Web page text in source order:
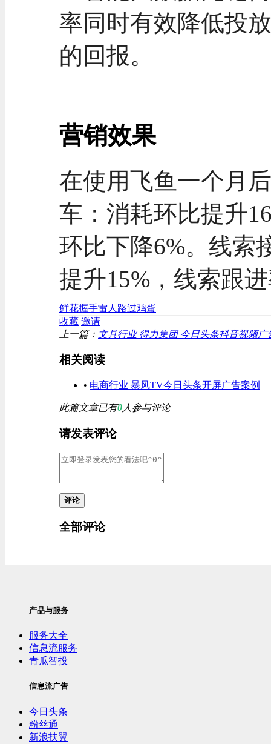
率同时有效降低投
的回报。
营销效果
在使用飞鱼一个月
车： 消耗环比提升
环比下降6%。线索
提升15%，线索跟
鲜花握手雷人 路过鸡蛋
收藏 邀请
上一篇： 文具行业 得力集团 今日头条抖音视频广
相关阅读
• 电商行业 暴风TV今日头条开屏广告案例
此篇文章已有0 人参与评论
请发表评论
评论
全部评论
产品与服务
服务大全
信息流服务
青瓜智投
信息流广告
今日头条
粉丝通
新浪扶翼